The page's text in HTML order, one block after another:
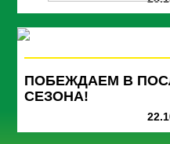
ПОБЕЖДАЕМ В
СЕЗОНА!